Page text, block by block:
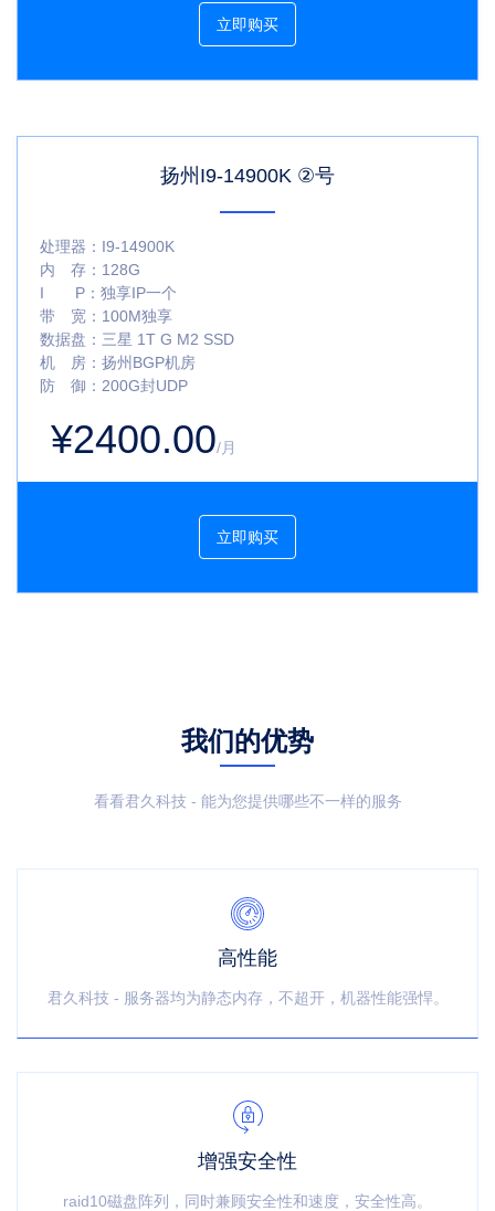
立即购买
扬州I9-14900K ②号
处理器： I9-14900K
内 存： 128G
I P： 独享IP一个
带 宽： 100M独享
数据盘： 三星 1T G M2 SSD
机 房： 扬州BGP机房
防 御： 200G封UDP
¥2400.00/月
立即购买
我们的优势
看看君久科技 - 能为您提供哪些不一样的服务
高性能
君久科技 - 服务器均为静态内存，不超开，机器性能强悍。
增强安全性
raid10磁盘阵列，同时兼顾安全性和速度，安全性高。